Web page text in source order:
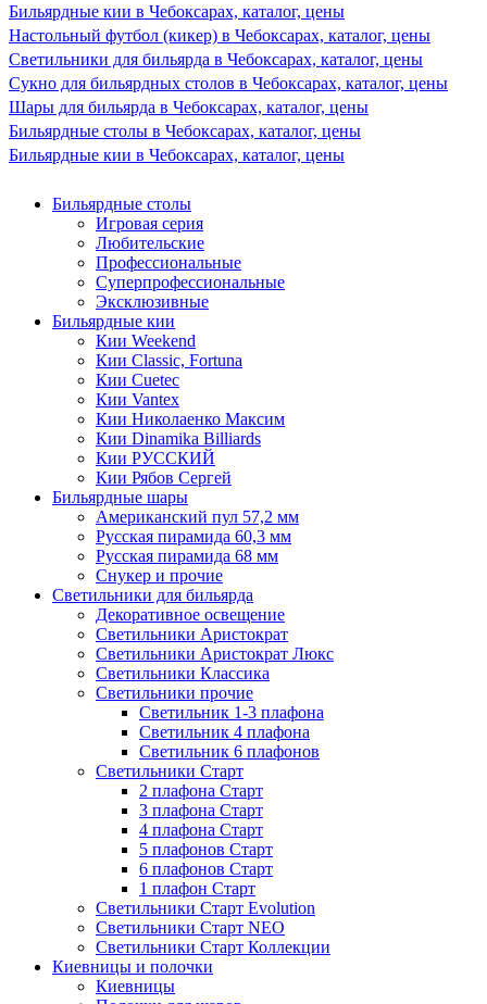
Бильярдные кии в Чебоксарах, каталог, цены
Настольный футбол (кикер) в Чебоксарах, каталог, цены
Светильники для бильярда в Чебоксарах, каталог, цены
Сукно для бильярдных столов в Чебоксарах, каталог, цены
Шары для бильярда в Чебоксарах, каталог, цены
Бильярдные столы в Чебоксарах, каталог, цены
Бильярдные кии в Чебоксарах, каталог, цены
Бильярдные столы
Игровая серия
Любительские
Профессиональные
Суперпрофессиональные
Эксклюзивные
Бильярдные кии
Кии Weekend
Кии Classic, Fortuna
Кии Cuetec
Кии Vantex
Кии Николаенко Максим
Кии Dinamika Billiards
Кии РУССКИЙ
Кии Рябов Сергей
Бильярдные шары
Американский пул 57,2 мм
Русская пирамида 60,3 мм
Русская пирамида 68 мм
Снукер и прочие
Светильники для бильярда
Декоративное освещение
Светильники Аристократ
Светильники Аристократ Люкс
Светильники Классика
Светильники прочие
Светильник 1-3 плафона
Светильник 4 плафона
Светильник 6 плафонов
Светильники Старт
2 плафона Старт
3 плафона Старт
4 плафона Старт
5 плафонов Старт
6 плафонов Старт
1 плафон Старт
Светильники Старт Evolution
Светильники Старт NEO
Светильники Старт Коллекции
Киевницы и полочки
Киевницы